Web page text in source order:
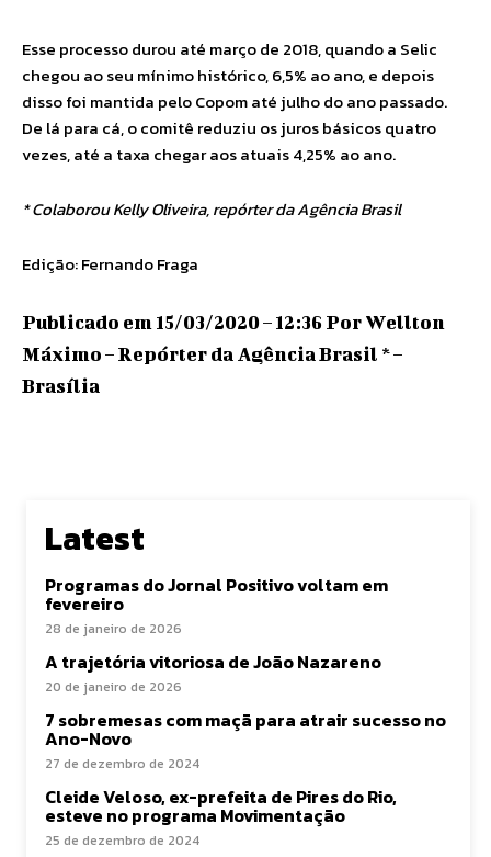
Esse processo durou até março de 2018, quando a Selic
chegou ao seu mínimo histórico, 6,5% ao ano, e depois
disso foi mantida pelo Copom até julho do ano passado.
De lá para cá, o comitê reduziu os juros básicos quatro
vezes, até a taxa chegar aos atuais 4,25% ao ano.
* Colaborou Kelly Oliveira, repórter da Agência Brasil
Edição: Fernando Fraga
Publicado em 15/03/2020 – 12:36 Por Wellton
Máximo – Repórter da Agência Brasil * –
Brasília
Latest
Programas do Jornal Positivo voltam em
fevereiro
28 de janeiro de 2026
A trajetória vitoriosa de João Nazareno
20 de janeiro de 2026
7 sobremesas com maçã para atrair sucesso no
Ano-Novo
27 de dezembro de 2024
Cleide Veloso, ex-prefeita de Pires do Rio,
esteve no programa Movimentação
25 de dezembro de 2024